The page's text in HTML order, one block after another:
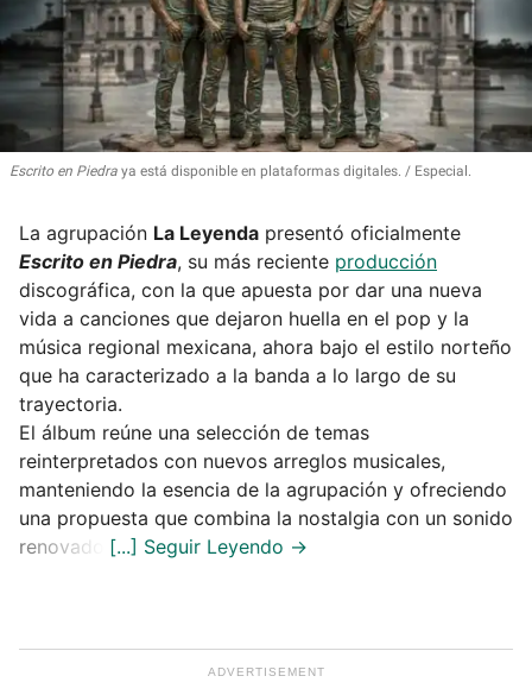
Escrito en Piedra ya está disponible en plataformas digitales. Especial.
La agrupación La Leyenda presentó oficialmente
Escrito en Piedra, su más reciente producción
discográfica, con la que apuesta por dar una nueva
vida a canciones que dejaron huella en el pop y la
música regional mexicana, ahora bajo el estilo norteño
que ha caracterizado a la banda a lo largo de su
trayectoria.
El álbum reúne una selección de temas
reinterpretados con nuevos arreglos musicales,
manteniendo la esencia de la agrupación y ofreciendo
una propuesta que combina la nostalgia con un sonido
renovado.